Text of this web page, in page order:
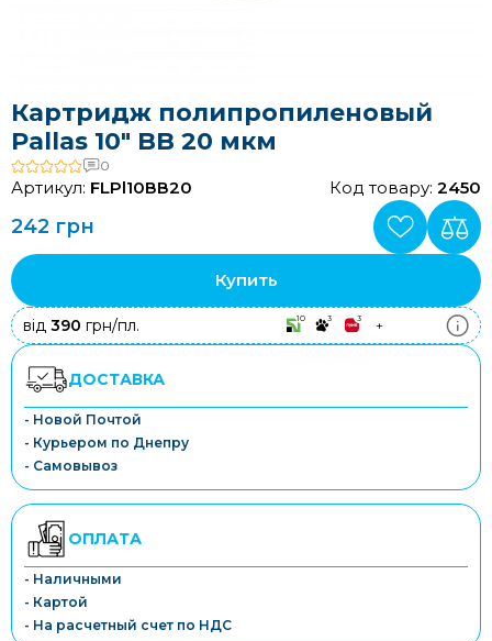
Картридж полипропиленовый
Pallas 10" BB 20 мкм
0
Артикул: FLPl10ВВ20 Код товару: 2450
242 грн
Купить
від 390 грн/пл. 10 3 3 +
ДОСТАВКА
- Новой Почтой
- Курьером по Днепру
- Самовывоз
ОПЛАТА
- Наличными
- Картой
- На расчетный счет по НДС